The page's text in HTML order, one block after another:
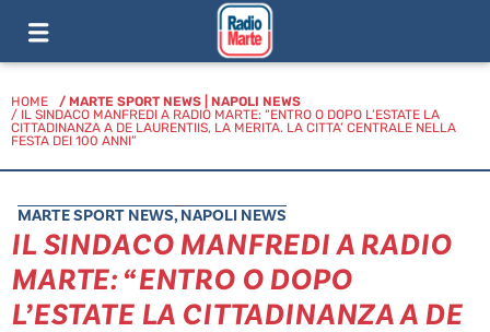
HOME / MARTE SPORT NEWS
NAPOLI NEWS
/ IL SINDACO MANFREDI A RADIO MARTE: “ENTRO O DOPO L’ESTATE LA
CITTADINANZA A DE LAURENTIIS, LA MERITA. LA CITTA’ CENTRALE NELLA
FESTA DEI 100 ANNI”
MARTE SPORT NEWS, NAPOLI NEWS
IL SINDACO MANFREDI A RADIO
MARTE: “ENTRO O DOPO
L’ESTATE LA CITTADINANZA A DE